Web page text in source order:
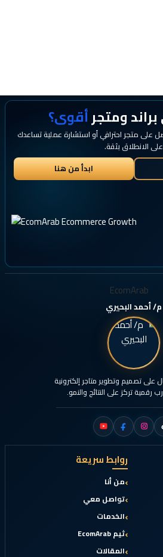
ومتجرأقوى؟
على متجر احترافي أو استشارة عملية تساعدك
على الانطلاق بثقة.
ابدأ من هنا
م/ أحمد البحيري
على تصميم وتطوير متاجر إلكترونية
رقمية تركز على النتائج والنمو.
روابط سريعة
من أنا
تواصل معي
الخدمات
ثيم EcomArab
المقالات